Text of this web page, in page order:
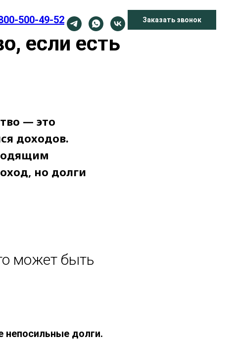
500-49-52 Заказать звонок
если есть
— это
доходов.
но долги
может быть
непосильные долги.